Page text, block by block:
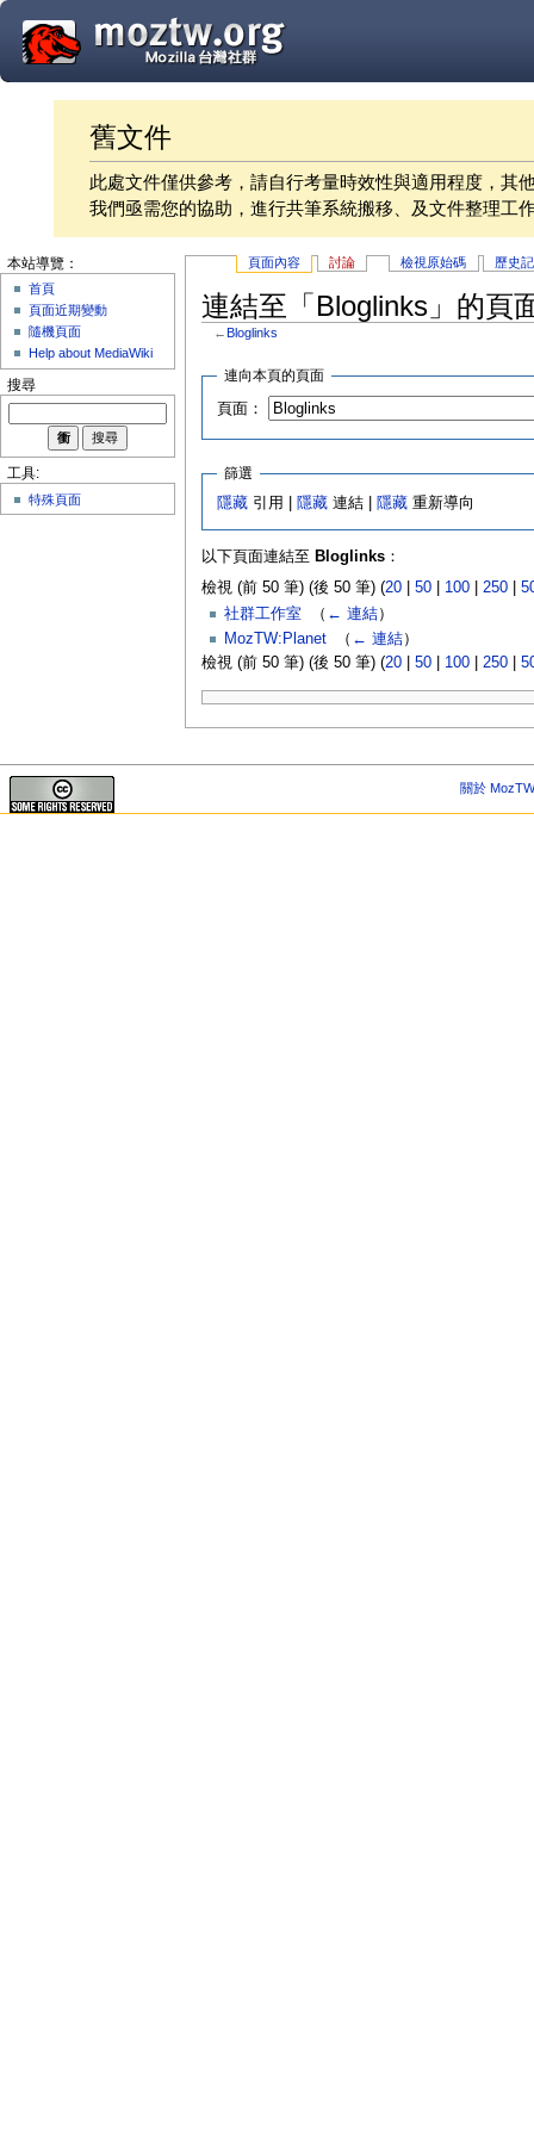
舊文件
此處文件僅供參考，請自行考量時效性與適用程度，其
我們亟需您的協助，進行共筆系統搬移、及文件整理工
頁面內容 討論 檢視原始碼 歷史
連結至「Bloglinks」的頁
← Bloglinks
連向本頁的頁面
頁面：
篩選
隱藏 引用 | 隱藏 連結 | 隱藏 重新導向
以下頁面連結至 Bloglinks：
檢視 (前 50 筆) (後 50 筆) (20| 50| 100| 250|
社群工作室‎ （ ← 連結）
MozTW:Planet‎ （ ← 連結）
檢視 (前 50 筆) (後 50 筆) (20| 50| 100| 250|
本站導覽：
首頁
頁面近期變動
隨機頁面
Help about MediaWiki
搜尋
工具:
特殊頁面
關於